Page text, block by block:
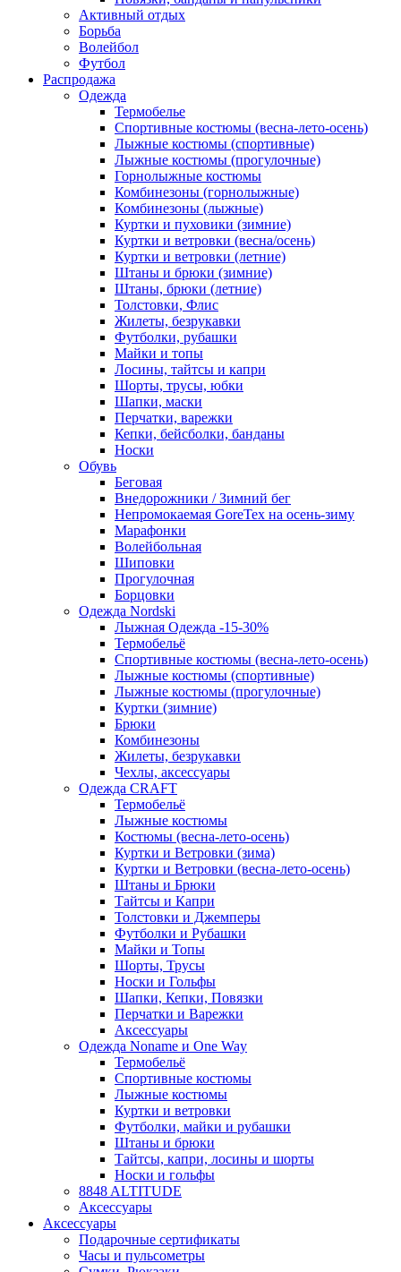
Активный отдых
Борьба
Волейбол
Футбол
Распродажа
Одежда
Термобелье
Спортивные костюмы (весна-лето-осень)
Лыжные костюмы (спортивные)
Лыжные костюмы (прогулочные)
Горнолыжные костюмы
Комбинезоны (горнолыжные)
Комбинезоны (лыжные)
Куртки и пуховики (зимние)
Куртки и ветровки (весна/осень)
Куртки и ветровки (летние)
Штаны и брюки (зимние)
Штаны, брюки (летние)
Толстовки, Флис
Жилеты, безрукавки
Футболки, рубашки
Майки и топы
Лосины, тайтсы и капри
Шорты, трусы, юбки
Шапки, маски
Перчатки, варежки
Кепки, бейсболки, банданы
Носки
Обувь
Беговая
Внедорожники / Зимний бег
Непромокаемая GoreTex на осень-зиму
Марафонки
Волейбольная
Шиповки
Прогулочная
Борцовки
Одежда Nordski
Лыжная Одежда -15-30%
Термобельё
Спортивные костюмы (весна-лето-осень)
Лыжные костюмы (спортивные)
Лыжные костюмы (прогулочные)
Куртки (зимние)
Брюки
Комбинезоны
Жилеты, безрукавки
Чехлы, аксессуары
Одежда CRAFT
Термобельё
Лыжные костюмы
Костюмы (весна-лето-осень)
Куртки и Ветровки (зима)
Куртки и Ветровки (весна-лето-осень)
Штаны и Брюки
Тайтсы и Капри
Толстовки и Джемперы
Футболки и Рубашки
Майки и Топы
Шорты, Трусы
Носки и Гольфы
Шапки, Кепки, Повязки
Перчатки и Варежки
Аксессуары
Одежда Noname и One Way
Термобельё
Спортивные костюмы
Лыжные костюмы
Куртки и ветровки
Футболки, майки и рубашки
Штаны и брюки
Тайтсы, капри, лосины и шорты
Носки и гольфы
8848 ALTITUDE
Аксессуары
Аксессуары
Подарочные сертификаты
Часы и пульсометры